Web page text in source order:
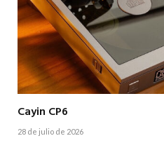
Cayin CP6
28 de julio de 2026